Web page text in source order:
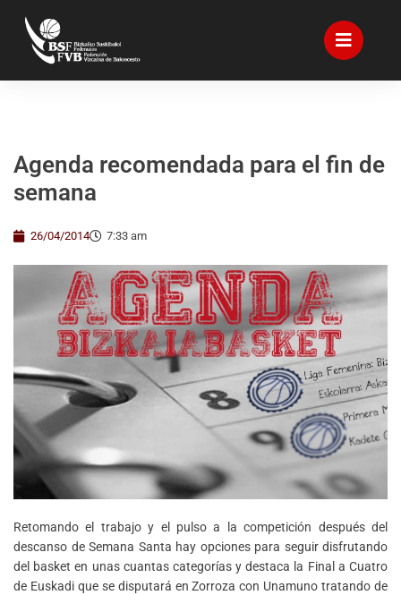
Agenda recomendada para el fin de
semana
26/04/2014 7:33 am
Retomando el trabajo y el pulso a la competición después del
descanso de Semana Santa hay opciones para seguir disfrutando
del basket en unas cuantas categorías y destaca la Final a Cuatro
de Euskadi que se disputará en Zorroza con Unamuno tratando de